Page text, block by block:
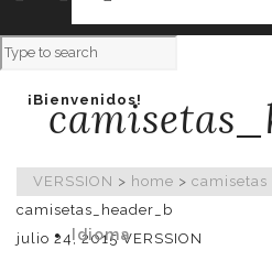
¡Bienvenidos!
Idioma
VERSSION > home > camisetas
camisetas_header_b
julio 24, 2015 VERSSION